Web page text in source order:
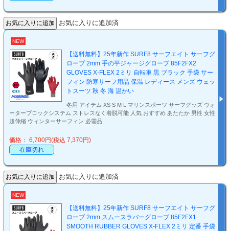
お気に入りに追加済
NEW
【送料無料】25年新作 SURF8 サーフエイト サーフグ
ローブ 2mm 手の平ジャージグローブ 85F2FX2
GLOVES X-FLEX 2ミリ 自転車 黒 ブラック 手袋 サー
フィン 防寒サーフ用品 保温 レディース メンズ ウェッ
トスーツ 秋 冬 海 温かい
冬用 アイテム XS S M L マリンスポーツ サーフグッズ ウォ
ーターブロックシステム ストレスなく着脱可能 人気 おすすめ あたたか 男性 女性
超伸縮 ウィンターサーフィン 必需品
価格： 6,700円(税込 7,370円)
在庫切れ
お気に入りに追加済
NEW
【送料無料】25年新作 SURF8 サーフエイト サーフグ
ローブ 2mm スムースラバーグローブ 85F2FX1
SMOOTH RUBBER GLOVES X-FLEX 2ミリ 定番 手袋